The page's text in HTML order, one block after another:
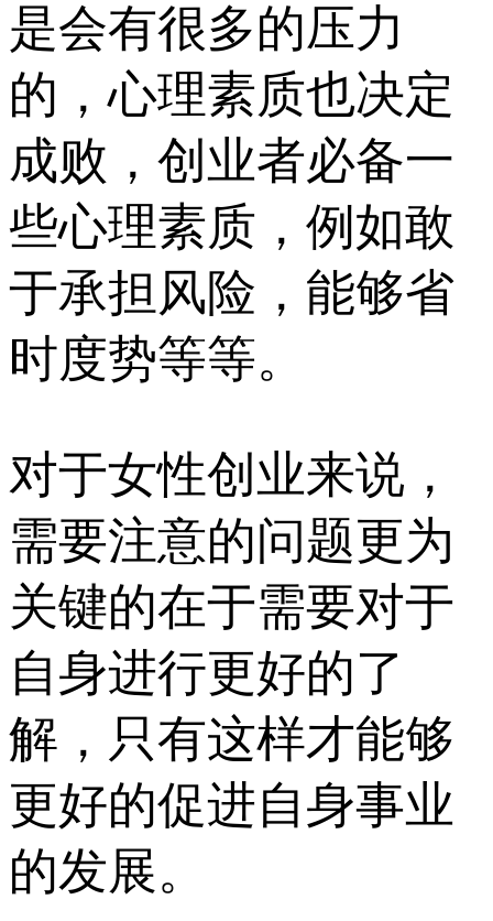
是会有很多的压力
的，心理素质也决定
成败，创业者必备一
些心理素质，例如敢
于承担风险，能够省
时度势等等。
对于女性创业来说，
需要注意的问题更为
关键的在于需要对于
自身进行更好的了
解，只有这样才能够
更好的促进自身事业
的发展。